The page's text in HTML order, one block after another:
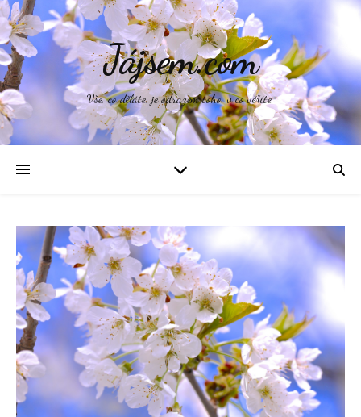
Jájsem.com
Vše, co děláte, je odrazem toho, v co věříte.